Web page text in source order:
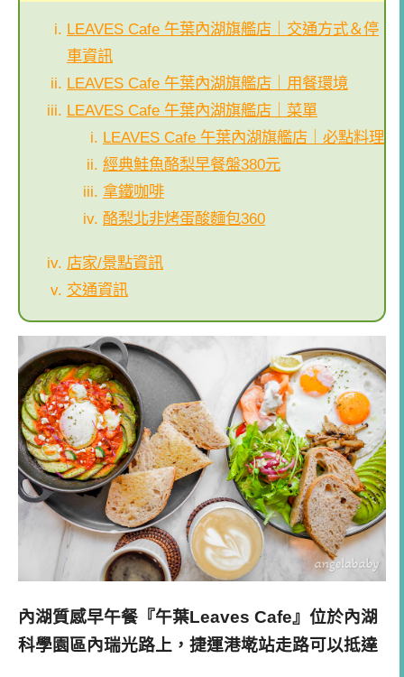
LEAVES Cafe 午葉內湖旗艦店｜交通方式＆停
車資訊
LEAVES Cafe 午葉內湖旗艦店｜用餐環境
LEAVES Cafe 午葉內湖旗艦店｜菜單
LEAVES Cafe 午葉內湖旗艦店｜必點料理
經典鮭魚酪梨早餐盤380元
拿鐵咖啡
酪梨北非烤蛋酸麵包360
店家/景點資訊
交通資訊
內湖質感早午餐『午葉Leaves Cafe』位於內湖
科學園區內瑞光路上，捷運港墘站走路可以抵達